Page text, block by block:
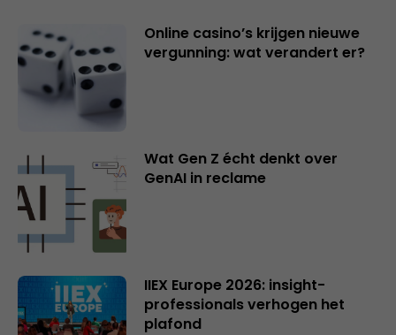
Online casino’s krijgen nieuwe
vergunning: wat verandert er?
Wat Gen Z écht denkt over
GenAI in reclame
IIEX Europe 2026: insight-
professionals verhogen het
plafond